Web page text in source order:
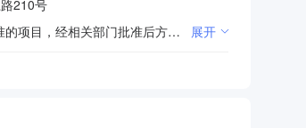
210号
许可项目：药品生产；药品批发；药品零售；食品添加剂生产；饲料添加剂生产；货物进出口；技术进出口（依法须经批准的项目，经相关部门批准后方可开展经营活动，具体经营项目以审批结果为准） 一般项目：技术服务、技术开发、技术咨询、技术交流、技术转让、技术推广；食品添加剂销售；饲料添加剂销售；染料销售；颜料销售；涂料销售（不含危险化学品）；橡胶制品销售；金属材料销售；机械设备销售；电气设备销售；建筑材料销售；五金产品批发；五金产品零售；针纺织品及原料销售；服装服饰批发；服装服饰零售；灯具销售（除依法须经批准的项目外，凭营业执照依法自主开展经营活动） 展开